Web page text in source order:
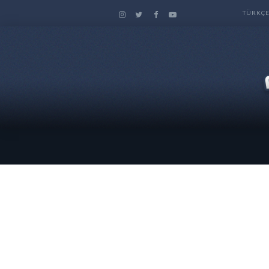
TÜRKÇE